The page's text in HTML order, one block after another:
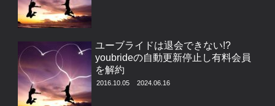
ユーブライドは退会できない!?
youbrideの自動更新停止し有料会員
を解約
2016.10.05 2024.06.16